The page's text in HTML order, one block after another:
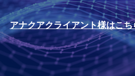
アナクアクライアント様はこち